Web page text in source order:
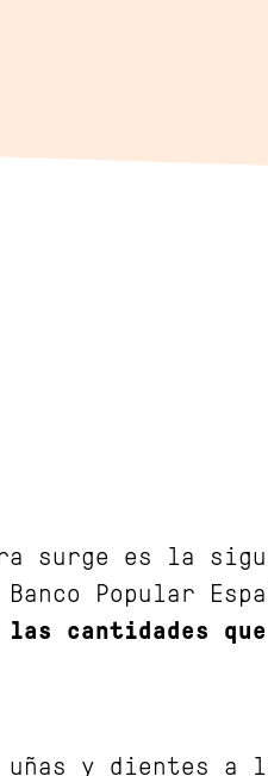
surge es la
Popular
cantidades
uñas y dientes a